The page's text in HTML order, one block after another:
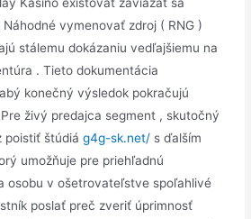
vymenovať zdroj ( RNG )
stálemu dokázaniu vedľajšiemu na
. Tieto dokumentácia
konečný výsledok pokračujú
živý predajca segment , skutočný
poistiť štúdiág4g-sk.net/ s ďalším
umožňuje pre priehľadnú
osobu v ošetrovateľstve spoľahlivé
poslať preč zveriť úprimnosť